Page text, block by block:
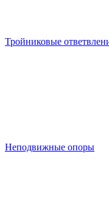
Тройниковые
Неподвижные опоры